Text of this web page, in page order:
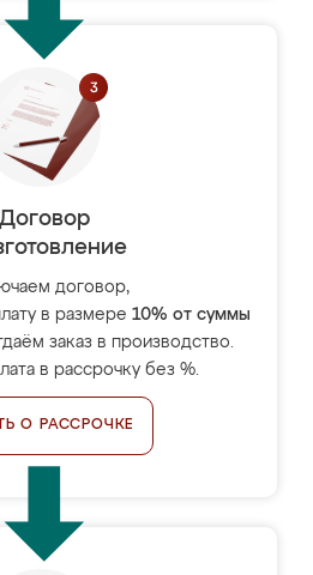
Договор
договор,
в размере 10% от суммы
заказ в производство.
в рассрочку без %.
О РАССРОЧКЕ